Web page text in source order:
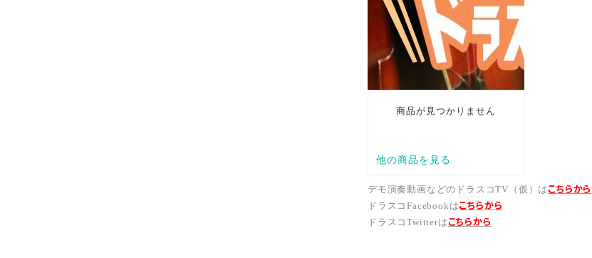
デモ演奏動画などのドラスコTV（仮）は こちらから
ドラスコFacebookはこちらから
ドラスコTwitterは こちらから